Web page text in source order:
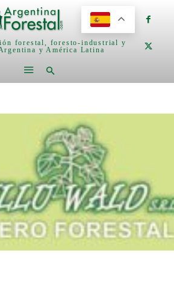
forestal, foresto-industrial y
y América Latina